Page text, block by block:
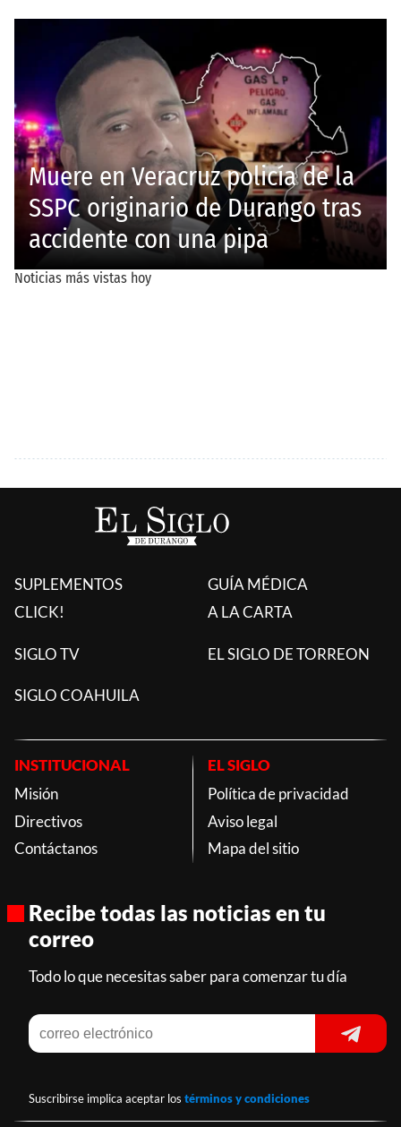
SUPLEMENTOS
CLICK!
GUÍA MÉDICA
A LA CARTA
SIGLO TV EL SIGLO DE TORREON
SIGLO COAHUILA
INSTITUCIONAL
Misión
Directivos
Contáctanos
EL SIGLO
Política de privacidad
Aviso legal
Mapa del sitio
Recibe todas las noticias en tu
correo
Todo lo que necesitas saber para comenzar tu día
Suscribirse implica aceptar los términos y condiciones